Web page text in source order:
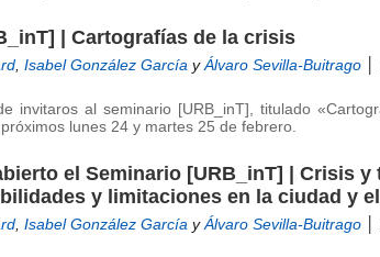
| Cartografías de la crisis
, Isabel González García yÁlvaro Sevilla-Buitrago
invitaros al seminario [URB_inT], titulado
lunes 24 y martes 25 de febrero.
el Seminario [URB_inT] | Crisis y
y limitaciones en la ciudad y
, Isabel González García yÁlvaro Sevilla-Buitrago